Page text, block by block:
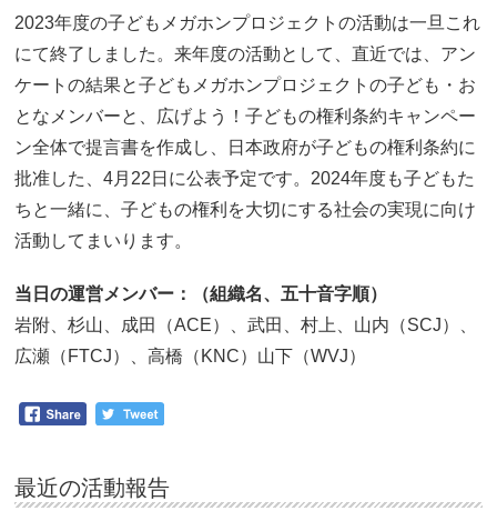
2023年度の子どもメガホンプロジェクトの活動は一旦これ
にて終了しました。来年度の活動として、直近では、アン
ケートの結果と子どもメガホンプロジェクトの子ども・お
となメンバーと、広げよう！子どもの権利条約キャンペー
ン全体で提言書を作成し、日本政府が子どもの権利条約に
批准した、4月22日に公表予定です。2024年度も子どもた
ちと一緒に、子どもの権利を大切にする社会の実現に向け
活動してまいります。
当日の運営メンバー：（組織名、五十音字順）
岩附、杉山、成田（ACE）、武田、村上、山内（SCJ）、
広瀬（FTCJ）、高橋（KNC）山下（WVJ）
最近の活動報告